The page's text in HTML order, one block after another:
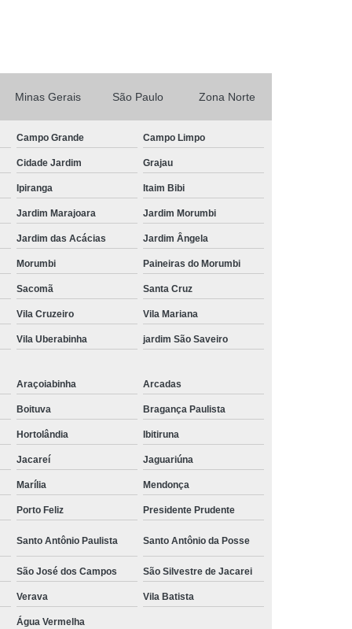
Tubo de Alumínio Azul para Ar Comprimido
Tubo de Alumínio para Ar Comprimido
Tubo em Alumínio Ar Comprimido
Tubo para Ar Comprimido em Alumínio
Alumínio
Tubulação em Alumínio Azul
Tubulação em Alumínio e Conexões
para Gases Inertes
para Rede de Ar Comprimido
Tubulação em Alumínio Vantagens
Minas Gerais São Paulo Zona Norte
Campo Grande Campo Limpo
Cidade Jardim Grajau
Ipiranga Itaim Bibi
Jardim Marajoara Jardim Morumbi
Jardim das Acácias Jardim Ângela
Morumbi Paineiras do Morumbi
Sacomã Santa Cruz
Vila Cruzeiro Vila Mariana
Vila Uberabinha jardim São Saveiro
Araçoiabinha Arcadas
Boituva Bragança Paulista
Hortolândia Ibitiruna
Jacareí Jaguariúna
Marília Mendonça
Porto Feliz Presidente Prudente
Santo Antônio Paulista Santo Antônio da Posse
São José dos Campos São Silvestre de Jacarei
Verava Vila Batista
Água Vermelha